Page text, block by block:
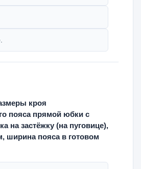
кроя
пояса прямой юбки с
на застёжку (на пуговице),
ширина пояса в готовом